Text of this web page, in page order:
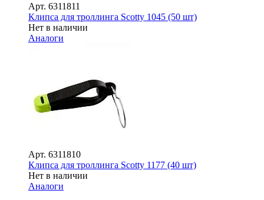
Арт. 6311811
Клипса для троллинга Scotty 1045 (50 шт)
Нет в наличии
Аналоги
Арт. 6311810
Клипса для троллинга Scotty 1177 (40 шт)
Нет в наличии
Аналоги